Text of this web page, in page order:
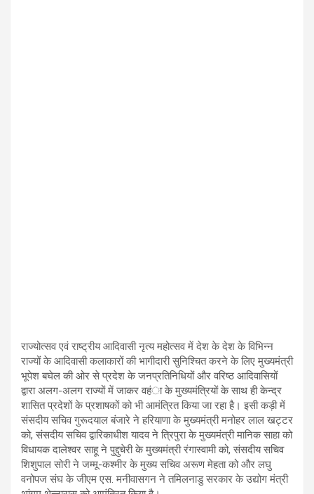
राज्योत्सव एवं राष्ट्रीय आदिवासी नृत्य महोत्सव में देश के देश के विभिन्न
राज्यों के आदिवासी कलाकारों की भागीदारी सुनिश्चित करने के लिए मुख्यमंत्री
भूपेश बघेल की ओर से प्रदेश के जनप्रतिनिधियों और वरिष्ठ आदिवासियों
द्वारा अलग-अलग राज्यों में जाकर वहंा के मुख्यमंत्रियों के साथ ही केन्द्र
शासित प्रदेशों के प्रशाषकों को भी आमंत्रित किया जा रहा है। इसी कड़ी में
संसदीय सचिव गुरूदयाल बंजारे ने हरियाणा के मुख्यमंत्री मनोहर लाल खट्टर
को, संसदीय सचिव द्वारिकाधीश यादव ने त्रिपुरा के मुख्यमंत्री मानिक साहा को
विधायक दालेश्वर साहू ने पुद्दुचेरी के मुख्यमंत्री रंगास्वामी को, संसदीय सचिव
शिशुपाल सोरी ने जम्मू-कश्मीर के मुख्य सचिव अरूण मेहता को और लघु
वनोपज संघ के जीएम एस. मनीवासगन ने तमिलनाडु सरकार के उद्योग मंत्री